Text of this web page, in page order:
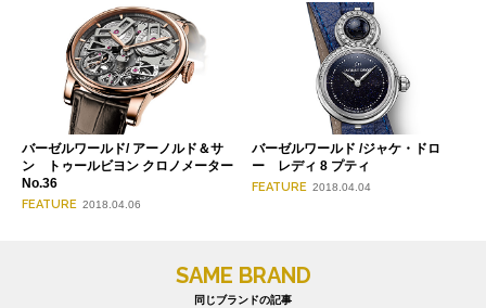
バーゼルワールド/ アーノルド＆サ
ン トゥールビヨン クロノメーター
No.36
FEATURE 2018.04.06
バーゼルワールド /ジャケ・ドロ
ー レディ 8 プティ
FEATURE 2018.04.04
SAME BRAND
同じブランドの記事